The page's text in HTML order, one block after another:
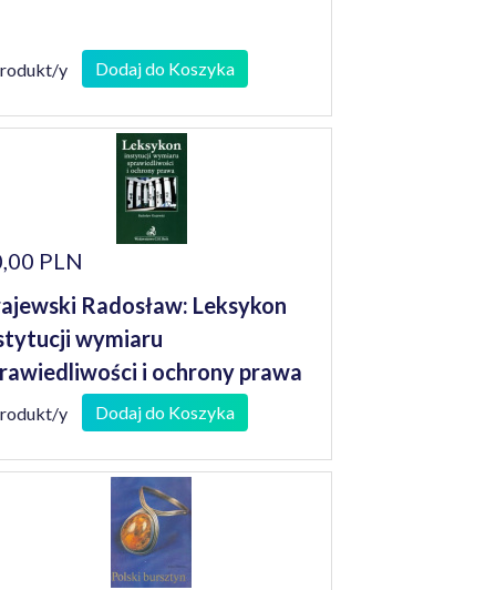
y Dodaj do Koszyka
PLN
Radosław: Leksykon
wymiaru
i ochrony prawa
y Dodaj do Koszyka